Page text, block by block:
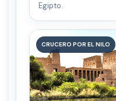
Egipto.
CRUCERO POR EL NILO